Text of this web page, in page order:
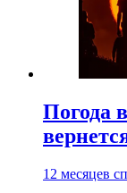
Погода
12 месяцев